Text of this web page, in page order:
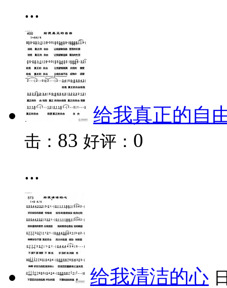
...
给我真正的自
击： 83 好评： 0
...
给我清洁的心